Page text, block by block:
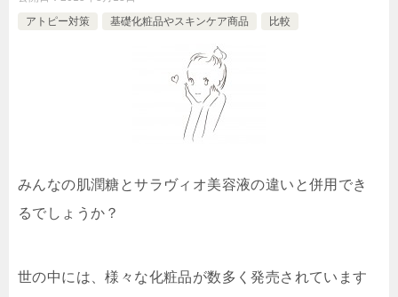
アトピー対策
基礎化粧品やスキンケア商品 比較
みんなの肌潤糖とサラヴィオ美容液の違いと併用でき
るでしょうか？
世の中には、様々な化粧品が数多く発売されています